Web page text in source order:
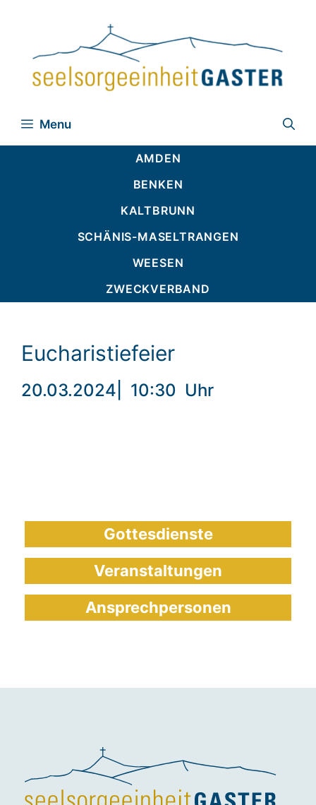
Menu
AMDEN
BENKEN
KALTBRUNN
SCHÄNIS-MASELTRANGEN
WEESEN
ZWECKVERBAND
Eucharistiefeier
20.03.2024 10:30 Uhr
Gottesdienste
Veranstaltungen
Ansprechpersonen